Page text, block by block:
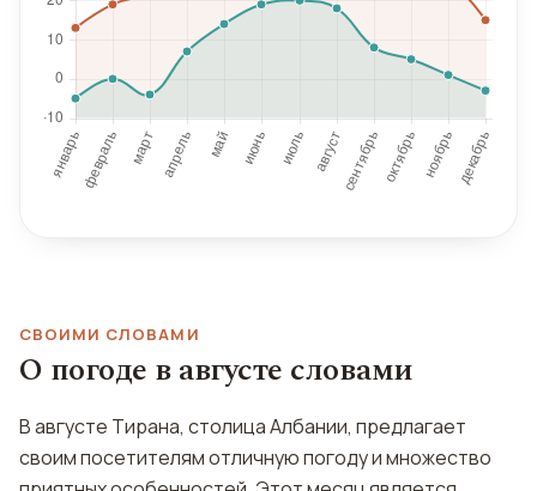
СВОИМИ СЛОВАМИ
О погоде в августе словами
В августе Тирана, столица Албании, предлагает
своим посетителям отличную погоду и множество